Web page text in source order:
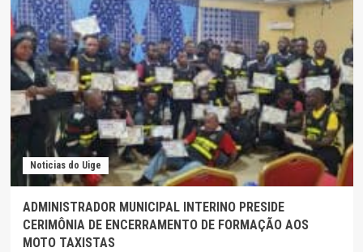
Noticias do Uige
ADMINISTRADOR MUNICIPAL INTERINO PRESIDE
CERIMÔNIA DE ENCERRAMENTO DE FORMAÇÃO AOS
MOTO TAXISTAS